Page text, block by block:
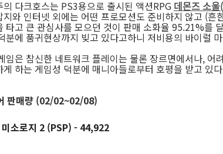
의 다크호스는 PS3용으로 출시된 액션RPG 데몬즈 소
지와 인터넷 외에는 어떤 프로모션도 준비하지 않고 (흔
타고 큰 관심사를 모으던 것이 판매 소화율 95.21%를
분에 품귀현상까지 빚고 있다고하니 저비용의 바이럴
임은 참신한 네트워크 플레이는 물론 장르면에서나, 어
게 하는 게임성 덕분에 매니아들로부터 호평을 받고 있
판매량 (02/02~02/08)
소로지 2 (PSP) - 44,922